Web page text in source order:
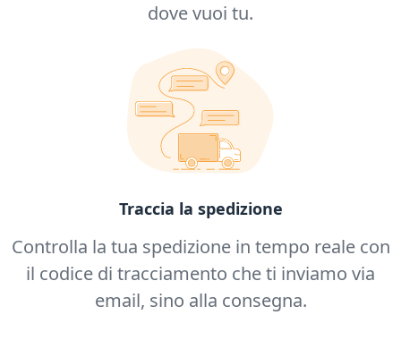
dove vuoi tu.
Traccia la spedizione
Controlla la tua spedizione in tempo reale con
il codice di tracciamento che ti inviamo via
email, sino alla consegna.